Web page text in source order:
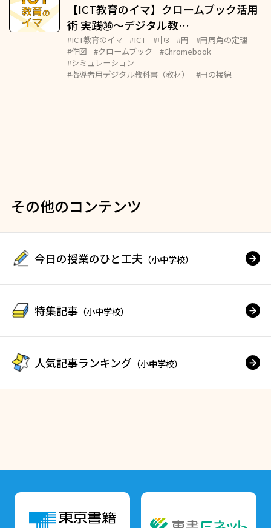
【ICT教育のイマ】クロームブック活用
術 実践㊱～デジタル教…
#ICT教育のイマ #ICT #中3 #円
#円周角の定理
#作図
#クロームブック
#Chromebook
#シミュレーション
#指導者用デジタル教科書（教材）
#円の接線
その他のコンテンツ
今日の授業のひと工夫 （小中学校）
特集記事 （小中学校）
人気記事ランキング （小中学校）